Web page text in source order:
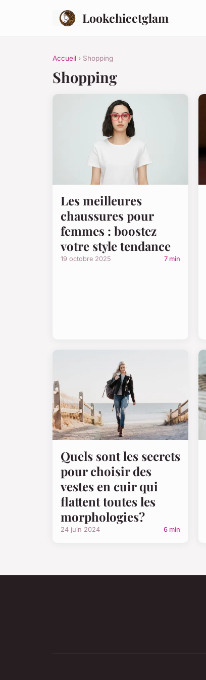
Lookchicetglam
Accueil › Shopping
Shopping
Les meilleures
chaussures pour
femmes : boostez
votre style tendance
19 octobre 2025 7 min
Quels sont les secrets
pour choisir des
vestes en cuir qui
flattent toutes les
morphologies?
24 juin 2024 6 min